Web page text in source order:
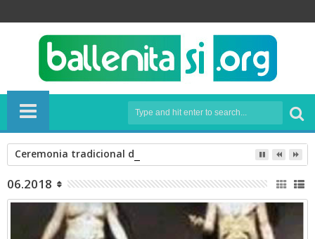
Ceremonia tradicional de Ayahuasca en Vilcabamba.
06.2018